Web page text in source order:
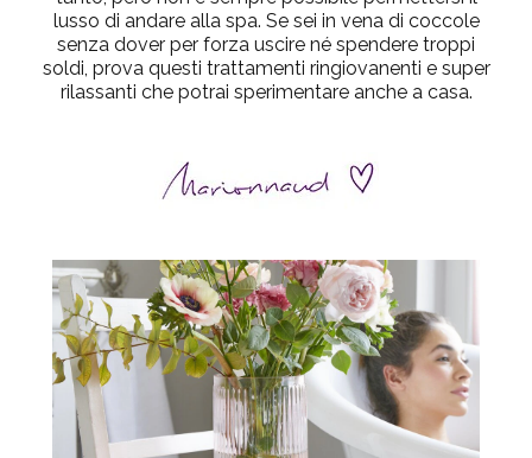
lusso di andare alla spa. Se sei in vena di coccole
senza dover per forza uscire né spendere troppi
soldi, prova questi trattamenti ringiovanenti e super
rilassanti che potrai sperimentare anche a casa.